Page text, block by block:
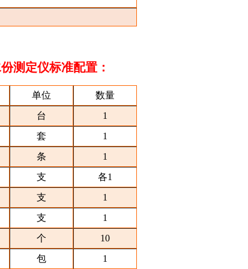
测定仪标准配置：
单位
数量
台
1
套
1
条
1
支
各1
支
1
支
1
个
10
包 1